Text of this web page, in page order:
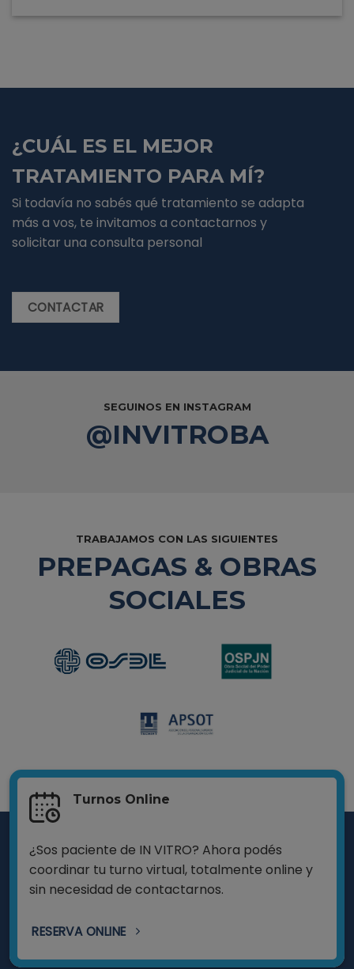
¿CUÁL ES EL MEJOR
TRATAMIENTO PARA MÍ?
Si todavía no sabés qué tratamiento se adapta
más a vos, te invitamos a contactarnos y
solicitar una consulta personal
CONTACTAR
SEGUINOS EN INSTAGRAM
@INVITROBA
TRABAJAMOS CON LAS SIGUIENTES
PREPAGAS & OBRAS
SOCIALES
Turnos Online
¿Sos paciente de IN VITRO? Ahora podés
coordinar tu turno virtual, totalmente online y
sin necesidad de contactarnos.
RESERVA ONLINE